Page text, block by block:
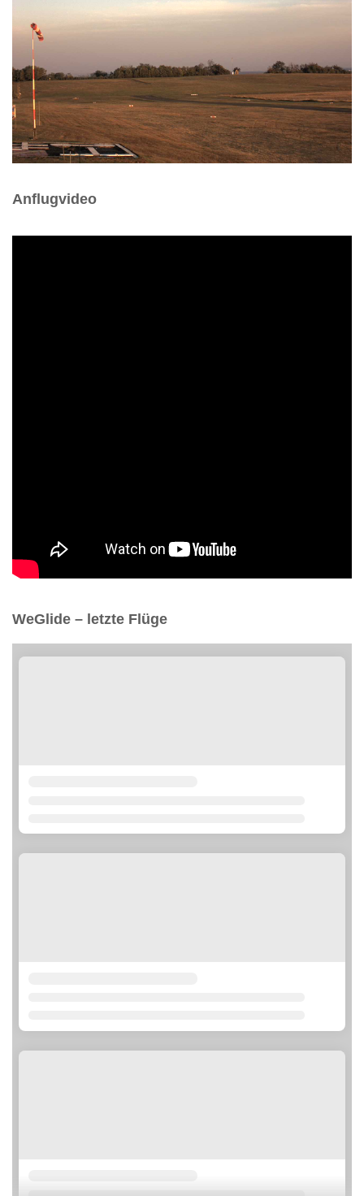
Anflugvideo
WeGlide – letzte Flüge